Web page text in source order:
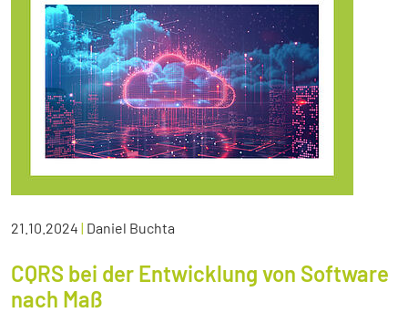
21.10.2024 | Daniel Buchta
CQRS bei der Entwicklung von Software
nach Maß